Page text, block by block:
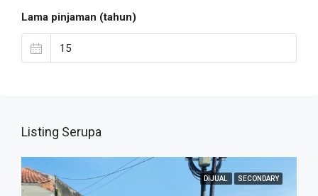
Lama pinjaman (tahun)
Listing Serupa
DIJUAL SECONDARY